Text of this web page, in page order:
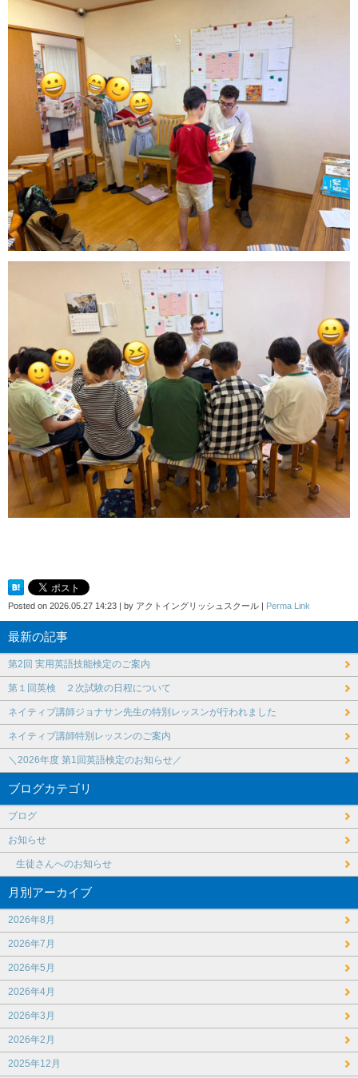
Posted on 2026.05.27 14:23 | by アクトイングリッシュスクール | Perma Link
最新の記事
第2回 実用英語技能検定のご案内
第１回英検 ２次試験の日程について
ネイティブ講師ジョナサン先生の特別レッスンが行われました
ネイティブ講師特別レッスンのご案内
＼2026年度 第1回英語検定のお知らせ／
ブログカテゴリ
ブログ
お知らせ
生徒さんへのお知らせ
月別アーカイブ
2026年8月
2026年7月
2026年5月
2026年4月
2026年3月
2026年2月
2025年12月